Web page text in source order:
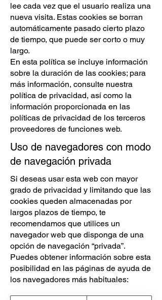
lee cada vez que el usuario realiza una
nueva visita. Estas cookies se borran
automáticamente pasado cierto plazo
de tiempo, que puede ser corto o muy
largo.
En esta política se incluye información
sobre la duración de las cookies; para
más información, consulte nuestra
política de privacidad, así como la
información proporcionada en las
políticas de privacidad de los terceros
proveedores de funciones web.
Uso de navegadores con modo
de navegación privada
Si deseas usar esta web con mayor
grado de privacidad y limitando que las
cookies queden almacenadas por
largos plazos de tiempo, te
recomendamos que utilices un
navegador web que disponga de una
opción de navegación “privada”.
Puedes obtener información sobre esta
posibilidad en las páginas de ayuda de
los navegadores más habituales: